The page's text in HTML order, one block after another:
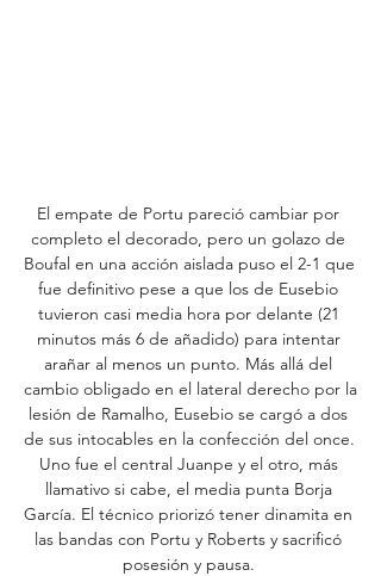
El empate de Portu pareció cambiar por
completo el decorado, pero un golazo de
Boufal en una acción aislada puso el 2-1 que
fue definitivo pese a que los de Eusebio
tuvieron casi media hora por delante (21
minutos más 6 de añadido) para intentar
arañar al menos un punto. Más allá del
cambio obligado en el lateral derecho por la
lesión de Ramalho, Eusebio se cargó a dos
de sus intocables en la confección del once.
Uno fue el central Juanpe y el otro, más
llamativo si cabe, el media punta Borja
García. El técnico priorizó tener dinamita en
las bandas con Portu y Roberts y sacrificó
posesión y pausa.